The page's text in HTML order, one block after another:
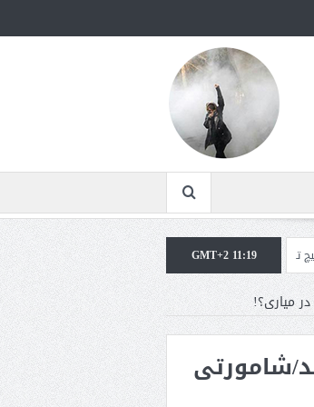
نخواهیم کرد+تحلیل
ترامپ: سرمایه‌گذاران
GMT+2 11:19
میاری؟!
شامورتی